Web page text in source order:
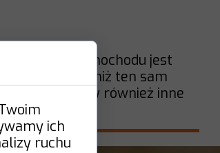
silnika samochodu jest
krótszym, niż ten sam
wchodziły również inne
ich
ruchu